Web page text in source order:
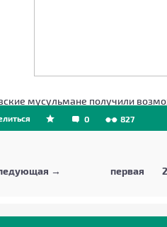
мусульмане получили
0 827
→ первая 2